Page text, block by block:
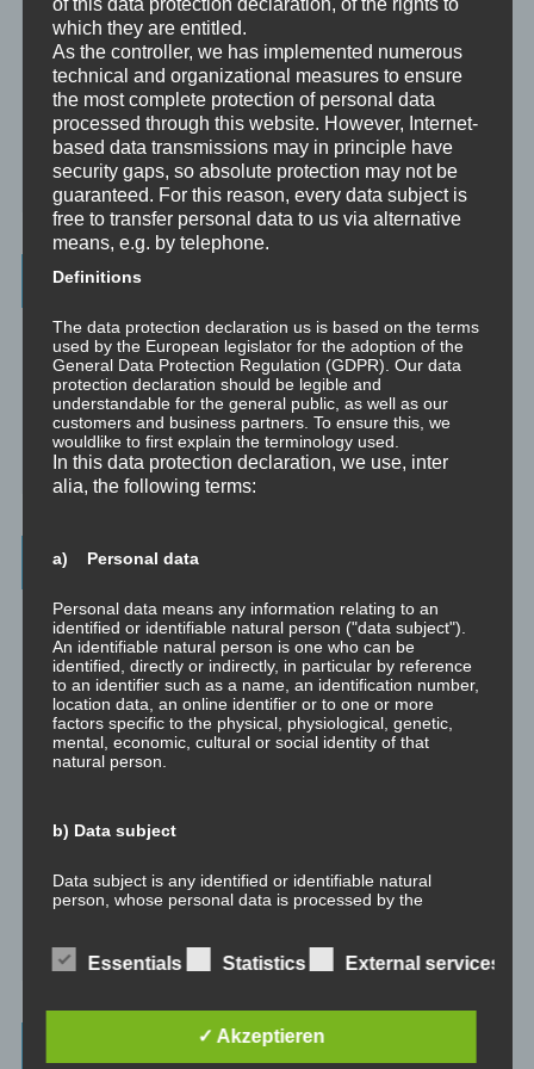
Supervision
Supervision ist das individualisierte Reflektieren der gemachten
oder anstehenden professionellen Erfahrungen durch Interaktion
zwischen einem Supervisor und einem Klienten.
Ausbildung
Ausbildung ist die angepasste Vermittlung von allgemeinem Wissen
und praktischen Fertigkeiten zu diesem Wissen durch eine
erfahrene Person an Klienten.
Wissenswertes
☞ Ablauf einer Beratung
☞ Vertraulichkeitserklärung
☞ Grundlagen für persönliche Entwicklung
☞ Was kostet es?
Wichtigste Seiten - minimedi.online
⇒ GrundlagenHier gibt es die grundlegenden Wissenseinheiten
und Techniken rund um Meditation.
⇒ Meditationen für TransformationHier gibt es Meditationen, die
die manchmal nötige Transformation für Entwicklung und Wachstum
anstoßen.
⇒ Emotionale Kompetenz
⇒ Geführte Meditationen
⇒ Philosophische ExkurseHier gibt es Hintergrundwissen zu den
des spirituellen Wachstums.
Beiträge – blog.dicklberger.com
of this data protection declaration, of the rights to
which they are entitled.
As the controller, we has implemented numerous
technical and organizational measures to ensure
the most complete protection of personal data
processed through this website. However, Internet-
based data transmissions may in principle have
security gaps, so absolute protection may not be
guaranteed. For this reason, every data subject is
free to transfer personal data to us via alternative
means, e.g. by telephone.
Definitions
The data protection declaration us is based on the terms
used by the European legislator for the adoption of the
General Data Protection Regulation (GDPR). Our data
protection declaration should be legible and
understandable for the general public, as well as our
customers and business partners. To ensure this, we
wouldlike to first explain the terminology used.
In this data protection declaration, we use, inter
alia, the following terms:
a) Personal data
Personal data means any information relating to an
identified or identifiable natural person ("data subject").
An identifiable natural person is one who can be
identified, directly or indirectly, in particular by reference
to an identifier such as a name, an identification number,
location data, an online identifier or to one or more
factors specific to the physical, physiological, genetic,
mental, economic, cultural or social identity of that
natural person.
b) Data subject
Data subject is any identified or identifiable natural
person, whose personal data is processed by the
Processing is any operation or set of operations which is
Essentials Statistics External services
✓ Akzeptieren